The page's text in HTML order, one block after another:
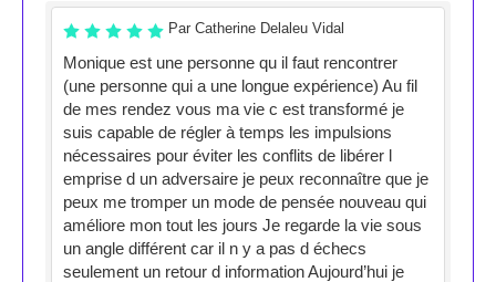
Par Catherine Delaleu Vidal
Monique est une personne qu il faut rencontrer
(une personne qui a une longue expérience) Au fil
de mes rendez vous ma vie c est transformé je
suis capable de régler à temps les impulsions
nécessaires pour éviter les conflits de libérer l
emprise d un adversaire je peux reconnaître que je
peux me tromper un mode de pensée nouveau qui
améliore mon tout les jours Je regarde la vie sous
un angle différent car il n y a pas d échecs
seulement un retour d information Aujourd’hui je